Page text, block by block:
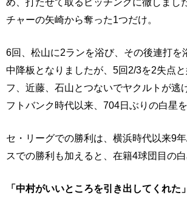
チャーの矢崎から奪った1つだけ。
6回、松山に2ランを浴び、その後連打を
中降板となりましたが、5回2/3を2失点
フ、近藤、石山とつないでヤクルトが逃
フトバンク時代以来、704日ぶりの白星を
セ・リーグでの勝利は、横浜時代以来9
スでの勝利も加えると、在籍4球団目の白
「中村がいいところを引き出してくれた」